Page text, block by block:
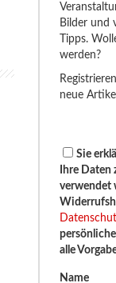
Bilder und
Tipps.
werden?
neue
Sie
Ihre
verwendet
alle
Name